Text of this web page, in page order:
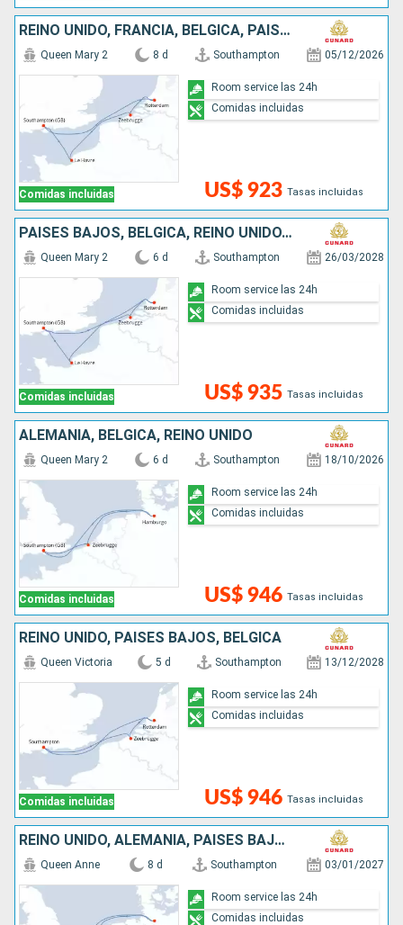
REINO UNIDO, FRANCIA, BÉLGICA, PAISES BAJOS
Comidas incluidas
Queen Mary 2 8 d Southampton 05/12/2026
US$ 923 Tasas incluidas
Room service las 24h
Comidas incluidas
PAISES BAJOS, BÉLGICA, REINO UNIDO, FRANCIA
Comidas incluidas
Queen Mary 2 6 d Southampton 26/03/2028
US$ 935 Tasas incluidas
Room service las 24h
Comidas incluidas
ALEMANIA, BÉLGICA, REINO UNIDO
Comidas incluidas
Queen Mary 2 6 d Southampton 18/10/2026
US$ 946 Tasas incluidas
Room service las 24h
Comidas incluidas
REINO UNIDO, PAISES BAJOS, BÉLGICA
Comidas incluidas
Queen Victoria 5 d Southampton 13/12/2028
US$ 946 Tasas incluidas
Room service las 24h
Comidas incluidas
REINO UNIDO, ALEMANIA, PAISES BAJOS, BÉLGICA
Queen Anne 8 d Southampton 03/01/2027
Room service las 24h
Comidas incluidas